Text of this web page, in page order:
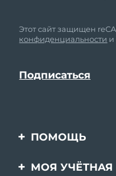
Этот сайт защищен
конфиденциальности и
ПОМОЩЬ
Свяжитесь с нами
МОЯ УЧЁТНАЯ